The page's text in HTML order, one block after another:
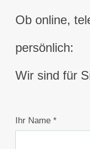
Ob online,
persönlich:
Wir sind für
Ihr Name *